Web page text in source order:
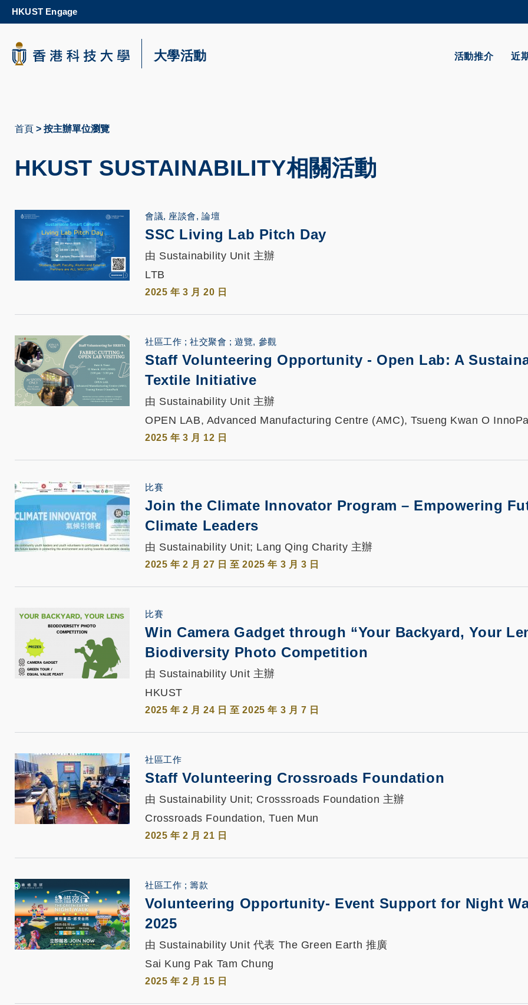
content
更多科大概覽
科大新聞 生活@科大
HKUST Engage
活動推介 近
大學活動
航
首頁 按主辦單位瀏覽
HKUST SUSTAINABILITY相關活動
會議, 座談會, 論壇
SSC Living Lab Pitch Day
由 Sustainability Unit 主辦
LTB
2025 年 3 月 20 日
社區工作 社交聚會 遊覽, 參觀
Staff Volunteering Opportunity - Open Lab: A
Textile Initiative
由 Sustainability Unit 主辦
OPEN LAB, Advanced Manufacturing Centre (AMC), Tsueng Kwan O
2025 年 3 月 12 日
比賽
Join the Climate Innovator Program – Empowering
Climate Leaders
由 Sustainability Unit; Lang Qing Charity 主辦
2025 年 2 月 27 日 至 2025 年 3 月 3 日
比賽
Win Camera Gadget through “Your Backyard, Your
Biodiversity Photo Competition
由 Sustainability Unit 主辦
HKUST
2025 年 2 月 24 日 至 2025 年 3 月 7 日
社區工作
Staff Volunteering Crossroads Foundation
由 Sustainability Unit; Crosssroads Foundation 主辦
Crossroads Foundation, Tuen Mun
2025 年 2 月 21 日
社區工作 籌款
Volunteering Opportunity- Event Support for Night
2025
由 Sustainability Unit 代表 The Green Earth 推廣
Sai Kung Pak Tam Chung
2025 年 2 月 15 日